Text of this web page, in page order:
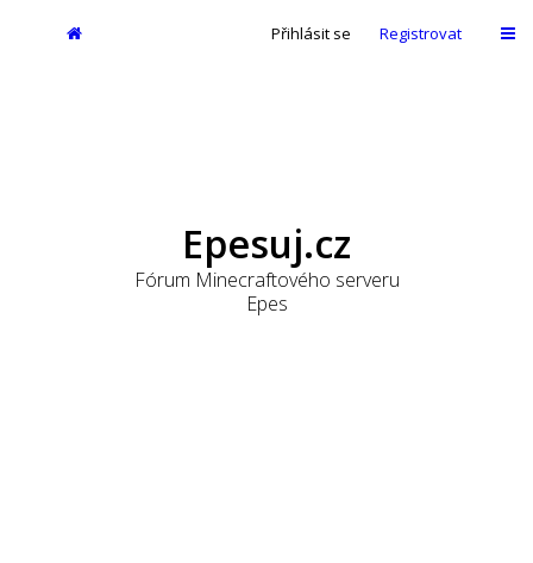
Přihlásit se Registrovat
Epesuj.cz
Fórum Minecraftového serveru
Epes